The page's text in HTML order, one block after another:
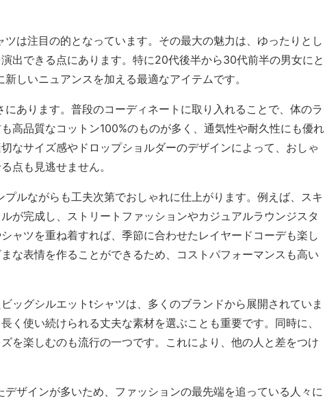
は注目の的となっています。その最大の魅力は、ゆったりとし
出できる点にあります。特に20代後半から30代前半の男女にと
しいニュアンスを加える最適なアイテムです。
あります。普段のコーディネートに取り入れることで、体のラ
高品質なコットン100%のものが多く、通気性や耐久性にも優れ
なサイズ感やドロップショルダーのデザインによって、おしゃ
点も見逃せません。
ルながらも工夫次第でおしゃれに仕上がります。例えば、スキ
が完成し、ストリートファッションやカジュアルラウンジスタ
ャツを重ね着すれば、季節に合わせたレイヤードコーデも楽し
な表情を作ることができるため、コストパフォーマンスも高い
ッグシルエットtシャツは、多くのブランドから展開されていま
使い続けられる丈夫な素材を選ぶことも重要です。同時に、
を楽しむのも流行の一つです。これにより、他の人と差をつけ
ザインが多いため、ファッションの最先端を追っている人々に